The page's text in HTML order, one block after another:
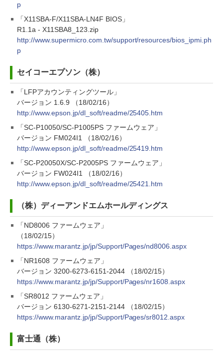
p
「X11SBA-F/X11SBA-LN4F BIOS」
R1.1a - X11SBA8_123.zip
http://www.supermicro.com.tw/support/resources/bios_ipmi.ph
p
セイコーエプソン（株）
「LFPアカウンティングツール」
バージョン 1.6.9 （18/02/16）
http://www.epson.jp/dl_soft/readme/25405.htm
「SC-P10050/SC-P1005PS ファームウェア」
バージョン FM024I1 （18/02/16）
http://www.epson.jp/dl_soft/readme/25419.htm
「SC-P20050X/SC-P2005PS ファームウェア」
バージョン FW024I1 （18/02/16）
http://www.epson.jp/dl_soft/readme/25421.htm
（株）ディーアンドエムホールディングス
「ND8006 ファームウェア」
（18/02/15）
https://www.marantz.jp/jp/Support/Pages/nd8006.aspx
「NR1608 ファームウェア」
バージョン 3200-6273-6151-2044 （18/02/15）
https://www.marantz.jp/jp/Support/Pages/nr1608.aspx
「SR8012 ファームウェア」
バージョン 6130-6271-2151-2144 （18/02/15）
https://www.marantz.jp/jp/Support/Pages/sr8012.aspx
富士通（株）